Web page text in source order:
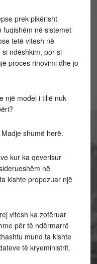
prek pikërisht
fuqishëm në sistemet
tetë vitesh në
ndëshkim, por si
proces rinovimi dhe jo
një model i tillë nuk
shumë herë.
kur ka qeverisur
në
kishte propozuar një
vitesh ka zotëruar
për të ndërmarrë
mund ta kishte
të kryeministrit.